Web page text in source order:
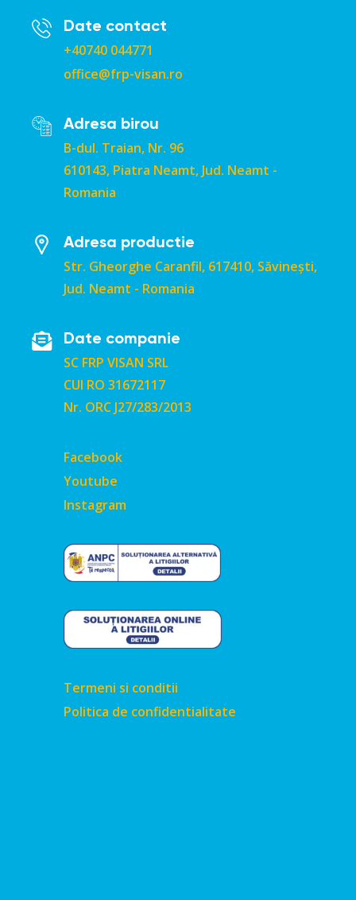
Date contact
+40740 044771
office@frp-visan.ro
Adresa birou
B-dul. Traian, Nr. 96
610143, Piatra Neamt, Jud. Neamt -
Romania
Adresa productie
Str. Gheorghe Caranfil, 617410, Săvinești,
Jud. Neamt - Romania
Date companie
SC FRP VISAN SRL
CUI RO 31672117
Nr. ORC J27/283/2013
Facebook
Youtube
Instagram
Termeni si conditii
Politica de confidentialitate